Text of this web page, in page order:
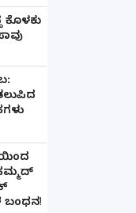
ಕೊಳಕು
ಬಂಧನ!